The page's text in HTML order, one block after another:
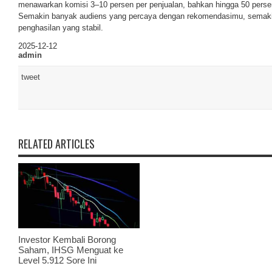
menawarkan komisi 3–10 persen per penjualan, bahkan hingga 50
Semakin banyak audiens yang percaya dengan rekomendasimu,
penghasilan yang stabil.
2025-12-12
admin
tweet
RELATED ARTICLES
Investor Kembali Borong
Saham, IHSG Menguat ke
Level 5.912 Sore Ini